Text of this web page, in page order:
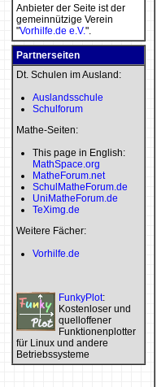
Anbieter der Seite ist der
gemeinnützige Verein
"Vorhilfe.de e.V.".
Partnerseiten
Dt. Schulen im Ausland:
Auslandsschule
Schulforum
Mathe-Seiten:
This page in English:
MathSpace.org
MatheForum.net
SchulMatheForum.de
UniMatheForum.de
TeXimg.de
Weitere Fächer:
Vorhilfe.de
FunkyPlot:
Kostenloser und
quelloffener
Funktionenplotter
für Linux und andere
Betriebssysteme